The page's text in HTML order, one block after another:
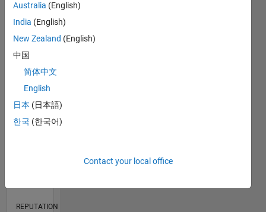
CONTRIBUTIONS L
1
TIMELINE
REPUTATION
Australia (English)
India (English)
New Zealand (English)
中国
简体中文
English
日本 (日本語)
한국 (한국어)
Contact your local office